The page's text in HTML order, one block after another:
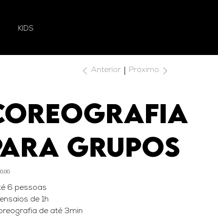
KIDS
Anterior Próximo
GRUPOS
6 pessoas
de 1h
de até 3min